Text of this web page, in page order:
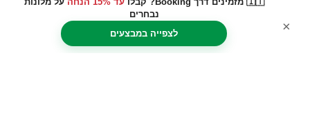
נבחרים
לצפייה במבצעים
×